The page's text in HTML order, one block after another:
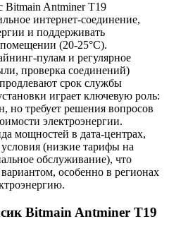
Bitmain Antminer T19
интернет-соединение,
и поддерживать
(20-25°C).
пулам и регулярное
проверка соединений)
срок службы
играет ключевую роль:
требует решения вопросов
электроэнергии.
мощностей в дата-центрах,
(низкие тарифы на
обслуживание), что
особенно в регионах
Bitmain Antminer T19